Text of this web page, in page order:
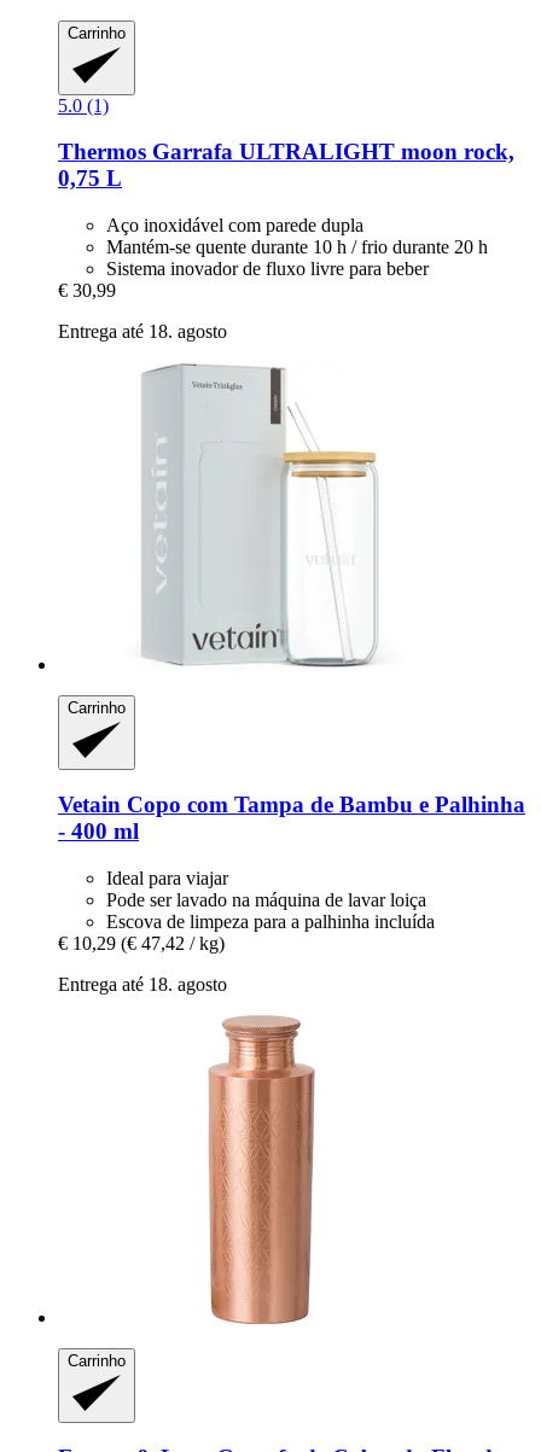
Carrinho
5.0 (1)
Thermos Garrafa ULTRALIGHT moon rock,
0,75 L
Aço inoxidável com parede dupla
Mantém-se quente durante 10 h / frio durante 20 h
Sistema inovador de fluxo livre para beber
€ 30,99
Entrega até 18. agosto
Carrinho
Vetain Copo com Tampa de Bambu e Palhinha
-​ 400 ml
Ideal para viajar
Pode ser lavado na máquina de lavar loiça
Escova de limpeza para a palhinha incluída
€ 10,29 (€ 47,42 / kg)
Entrega até 18. agosto
Carrinho